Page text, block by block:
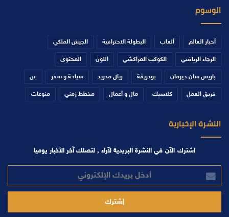
الوسوم
أخبار العالم ألعاب البطولة الاحترافية الجيش الملكي
الرجاء الرياضي الكوكب المراكشي اللون المحتوى
باريس سان جيرمان بودريقة ريال مدريد سياحة و سفر عن
فريق العمل كلاسيك مال و أعمال مخطط زمني منوعات
النشرة الإخبارية
اشترك الآن في النشرة البريدية لآراء , لتصلك آخر الأخبار يوميا
بريدك
الإلكتروني